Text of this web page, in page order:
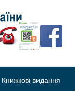
свою мову
Книжкові видання